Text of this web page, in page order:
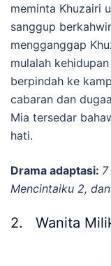
meminta Khuzairi
sanggup
mengganggap
mulalah
berpindah ke
cabaran dan
Mia tersedar
hati.
Drama adaptasi:
Mencintaiku 2,
2. Wanita